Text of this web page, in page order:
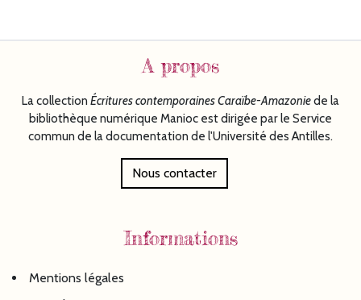
A propos
La collection Écriturescontemporaines Caraïbe-Amazoniede la
bibliothèque numérique Manioc est dirigée par le Service
commun de la documentation de l'Université des Antilles.
Nous contacter
Informations
Mentions légales